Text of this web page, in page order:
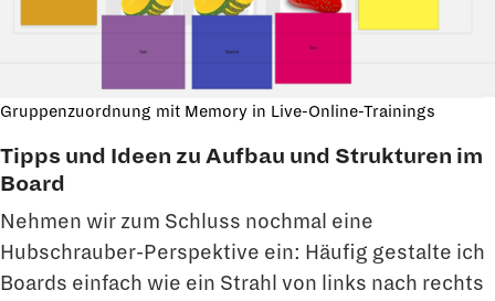
Gruppenzuordnung mit Memory in Live-Online-Trainings
Tipps und Ideen zu Aufbau und Strukturen im
Board
Nehmen wir zum Schluss nochmal eine
Hubschrauber-Perspektive ein: Häufig gestalte ich
Boards einfach wie ein Strahl von links nach rechts